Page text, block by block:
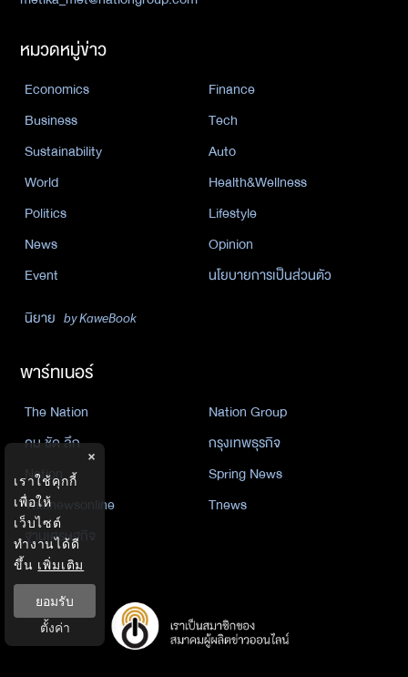
หมวดหมู่ข่าว
Economics
Finance
Business
Tech
Sustainability
Auto
World
Health&Wellness
Politics
Lifestyle
News
Opinion
Event
นโยบายการเป็นส่วนตัว
นิยาย by KaweBook
พาร์ทเนอร์
The Nation
Nation Group
คม ชัด ลึก
กรุงเทพธุรกิจ
Nation
Spring News
Thainewsonline
Tnews
ฐานเศรษฐกิจ
×
เราใช้คุกกี้
เพื่อให้
เว็บไซต์
ทำงานได้ดี
ขึ้น เพิ่มเติม
ยอมรับ
ตั้งค่า